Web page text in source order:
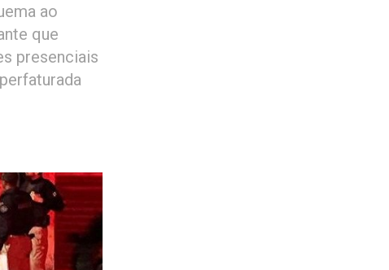
ao
que
presenciais